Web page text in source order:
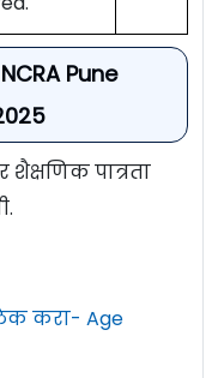
Pune
शैक्षणिक पात्रता
करा- Age